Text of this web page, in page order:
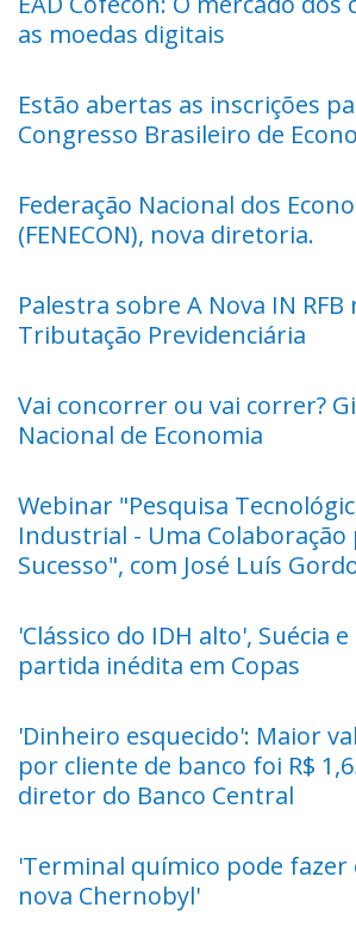
as moedas digitais
Estão abertas as inscrições
Congresso Brasileiro de
Federação Nacional dos
(FENECON), nova diretoria.
Palestra sobre A Nova IN RFB
Tributação Previdenciária
Vai concorrer ou vai correr?
Nacional de Economia
Webinar "Pesquisa
Industrial - Uma Colaboração
Sucesso", com José Luís
'Clássico do IDH alto', Suécia
partida inédita em Copas
'Dinheiro esquecido': Maior
por cliente de banco foi R$
diretor do Banco Central
'Terminal químico pode fazer
nova Chernobyl'